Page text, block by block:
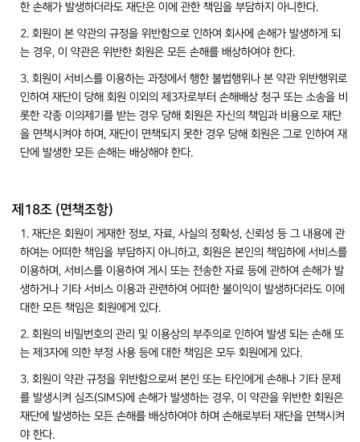
한 손해가 발생하더라도 재단은 이에 관한 책임을 부담하지 아니한다.
2. 회원이 본 약관의 규정을 위반함으로 인하여 회사에 손해가 발생하게 되
는 경우, 이 약관은 위반한 회원은 모든 손해를 배상하여야 한다.
3. 회원이 서비스를 이용하는 과정에서 행한 불법행위나 본 약관 위반행위로
인하여 재단이 당해 회원 이외의 제3자로부터 손해배상 청구 또는 소송을 비
롯한 각종 이의제기를 받는 경우 당해 회원은 자신의 책임과 비용으로 재단
을 면책시켜야 하며, 재단이 면책되지 못한 경우 당해 회원은 그로 인하여 재
단에 발생한 모든 손해는 배상해야 한다.
제18조 (면책조항)
1. 재단은 회원이 게재한 정보, 자료, 사실의 정확성, 신뢰성 등 그 내용에 관
하여는 어떠한 책임을 부담하지 아니하고, 회원은 본인의 책임하에 서비스를
이용하며, 서비스를 이용하여 게시 또는 전송한 자료 등에 관하여 손해가 발
생하거나 기타 서비스 이용과 관련하여 어떠한 불이익이 발생하더라도 이에
대한 모든 책임은 회원에게 있다.
2. 회원의 비밀번호의 관리 및 이용상의 부주의로 인하여 발생 되는 손해 또
는 제3자에 의한 부정 사용 등에 대한 책임은 모두 회원에게 있다.
3. 회원이 약관 규정을 위반함으로써 본인 또는 타인에게 손해나 기타 문제
를 발생시켜 심즈(SIMS)에 손해가 발생하는 경우, 이 약관을 위반한 회원은
재단에 발생하는 모든 손해를 배상하여야 하며 손해로부터 재단을 면책시켜
야 한다.